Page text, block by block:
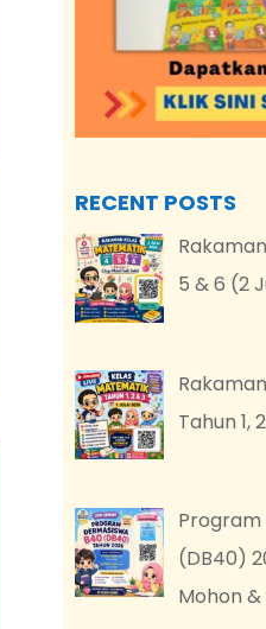
RECENT POSTS
5 & 6 (2
Tahun 1,
Program
(DB40)
Mohon